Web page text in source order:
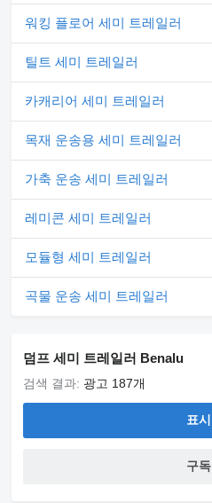
워킹 플로어 세미 트레일러
틸트 세미 트레일러
카캐리어 세미 트레일러
목재 운송용 세미 트레일러
가축 운송 세미 트레일러
레미콘 세미 트레일러
모듈형 세미 트레일러
곡물 운송 세미 트레일러
덤프 세미 트레일러 Benalu
검색 결과: 광고 187개
표시
구독